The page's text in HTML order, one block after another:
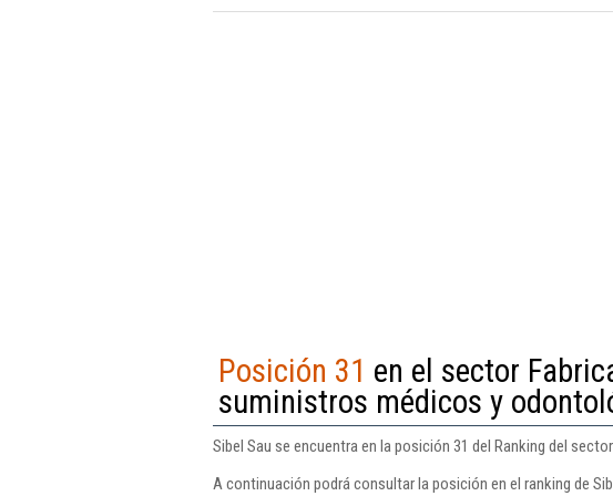
Posición 31 en el sector
suministros médicos y
Sibel Sau se encuentra en la posición 31 del Ranking del
A continuación podrá consultar la posición en el ranking de